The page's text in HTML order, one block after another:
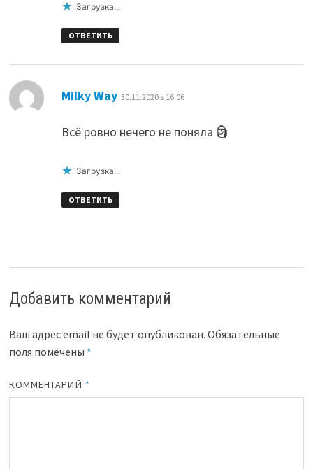
Загрузка...
ОТВЕТИТЬ
Milky Way: 30.11.2020 в 16:06
Всё ровно нечего не поняла 🗿
Загрузка...
ОТВЕТИТЬ
Добавить комментарий
Ваш адрес email не будет опубликован. Обязательные
поля помечены *
КОММЕНТАРИЙ *